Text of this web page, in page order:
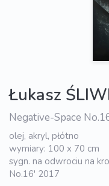
Łukasz
Negative-Space
olej, akryl, płótno
wymiary: 100 x 70 cm
sygn. na odwrociu na
No.16' 2017